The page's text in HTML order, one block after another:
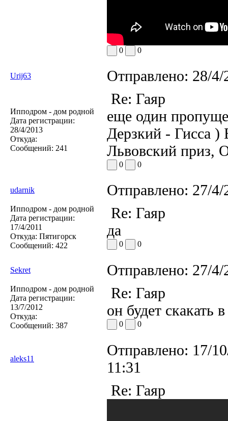
0 0
Urij63 Отправлено: 28/
Ипподром - дом родной
Дата регистрации:
28/4/2013
Откуда:
Сообщений: 241
Re: Гаяр
еще один
Дерзкий - Гисса
Львовский приз,
0 0
udarnik Отправлено: 27/
Ипподром - дом родной
Дата регистрации:
17/4/2011
Откуда: Пятигорск
Сообщений: 422
Re: Гаяр
да
0 0
Sekret Отправлено: 27/
Ипподром - дом родной
Дата регистрации:
13/7/2012
Откуда:
Сообщений: 387
Re: Гаяр
он будет скакать
0 0
aleks11
Отправлено: 17/
11:31
Re: Гаяр